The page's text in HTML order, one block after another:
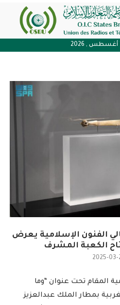
الفنون الإسلامية يعرض
الكعبة المشرف
2025-03-
المقام تحت عنوان “وما
بمطار الملك عبدالعزيز